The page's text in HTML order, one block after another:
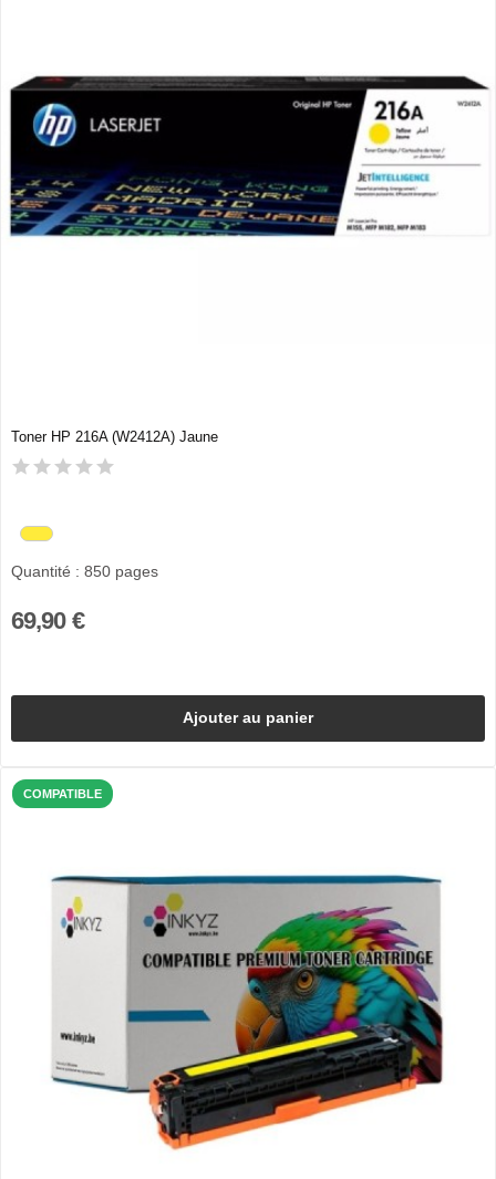
Toner HP 216A (W2412A) Jaune
Quantité : 850 pages
69,90 €
Ajouter au panier
COMPATIBLE